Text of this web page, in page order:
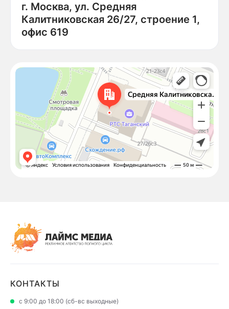
г. Москва, ул. Средняя
Калитниковская 26/27, строение 1,
офис 619
Москва
Средняя Калитниковская улица, 26/27с1 — Яндекс Карты
КОНТАКТЫ
с 9:00 до 18:00 (сб-вс выходные)